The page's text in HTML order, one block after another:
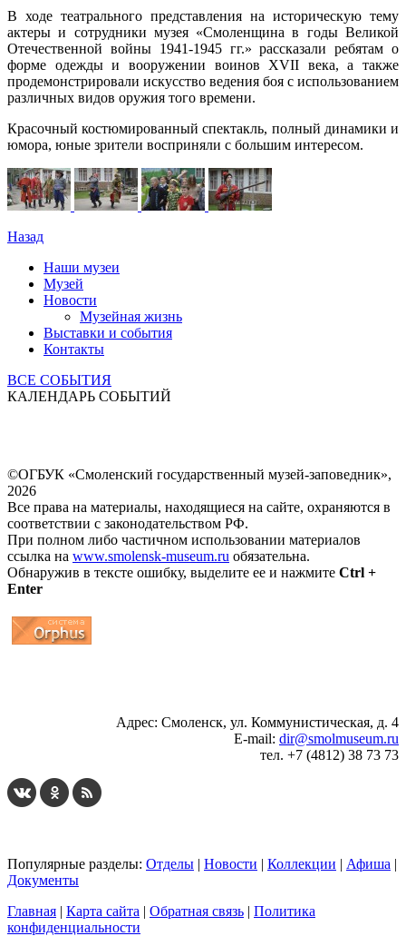
В ходе театрального представления на историческую тему
актеры и сотрудники музея «Смоленщина в годы Великой
Отечественной войны 1941-1945 гг.» рассказали ребятам о
форме одежды и вооружении воинов XVII века, а также
продемонстрировали искусство ведения боя с использованием
различных видов оружия того времени.
Красочный костюмированный спектакль, полный динамики и
юмора, юные зрители восприняли с большим интересом.
Назад
Наши музеи
Музей
Новости
Музейная жизнь
Выставки и события
Контакты
ВСЕ СОБЫТИЯ
КАЛЕНДАРЬ СОБЫТИЙ
©ОГБУК «Смоленский государственный музей-заповедник»,
2026
Все права на материалы, находящиеся на сайте, охраняются в
соответствии с законодательством РФ.
При полном либо частичном использовании материалов
ссылка на www.smolensk-museum.ru обязательна.
Обнаружив в тексте ошибку, выделите ее и нажмите Ctrl +
Enter
Адрес: Смоленск, ул. Коммунистическая, д. 4
E-mail: dir@smolmuseum.ru
тел. +7 (4812) 38 73 73
Популярные разделы: Отделы | Новости | Коллекции | Афиша |
Документы
Главная | Карта сайта | Обратная связь | Политика
конфиденциальности